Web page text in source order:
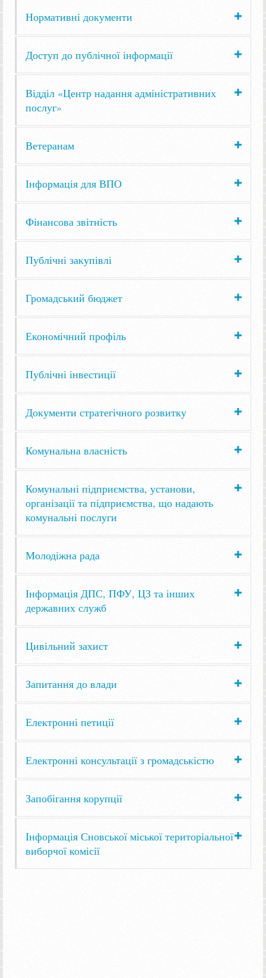
Нормативні документи
Доступ до публічної інформації
Відділ «Центр надання адміністративних
послуг»
Ветеранам
Інформація для ВПО
Фінансова звітність
Публічні закупівлі
Громадський бюджет
Економічний профіль
Публічні інвестиції
Документи стратегічного розвитку
Комунальна власність
Комунальні підприємства, установи,
організації та підприємства, що надають
комунальні послуги
Молодіжна рада
Інформація ДПС, ПФУ, ЦЗ та інших
державних служб
Цивільний захист
Запитання до влади
Електронні петиції
Електронні консультації з громадськістю
Запобігання корупції
Інформація Сновської міської територіальної
виборчої комісії